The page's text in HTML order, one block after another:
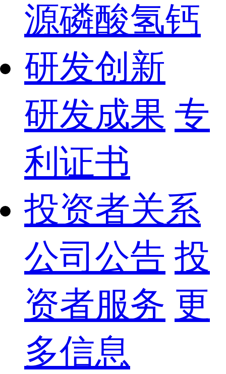
源磷酸氢钙
研发创新
研发成果 专
利证书
投资者关系
公司公告 投
资者服务 更
多信息